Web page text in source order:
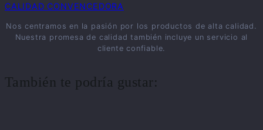
CALIDAD CONVENCEDORA
Nos centramos en la pasión por los productos de alta calidad.
Nuestra promesa de calidad también incluye un servicio al
cliente confiable.
También te podría gustar: